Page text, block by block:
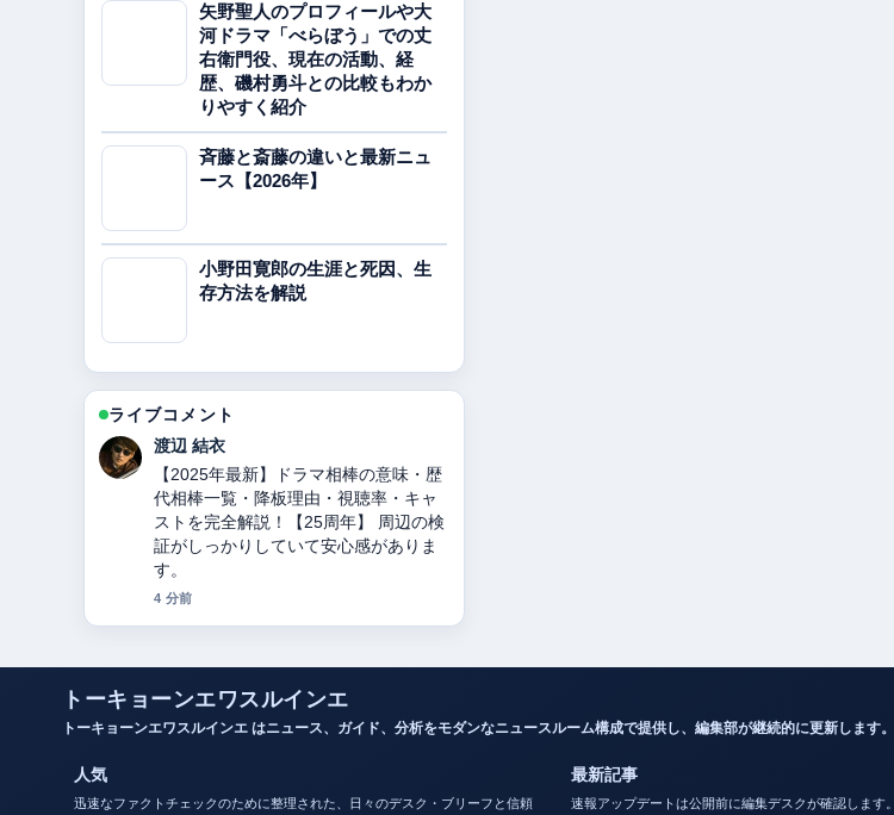
矢野聖人のプロフィールや大
河ドラマ「べらぼう」での丈
右衛門役、現在の活動、経
歴、磯村勇斗との比較もわか
りやすく紹介
斉藤と斎藤の違いと最新ニュ
ース【2026年】
小野田寛郎の生涯と死因、生
存方法を解説
ライブコメント
小林 大智
東ちづるの現在、病気、夫、活動を徹
底解説 の整理がとても分かりやすいで
す。今日の中でも特に読みやすいで
す。
6 分前
トーキョーンエワスルインエ はニュース、ガイド、分析をモダンなニュースルーム構成で提供し、編集部が継続的に更新します。
迅速なファクトチェックのために整理された、日々のデスク・ブリーフと信頼
性リソース。
速報アップデートは公開前に編集デスクが確認します。